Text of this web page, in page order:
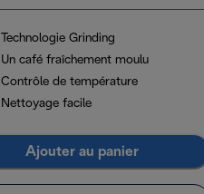
Technologie Grinding
Un café fraîchement moulu
Contrôle de température
Nettoyage facile
Ajouter au panier